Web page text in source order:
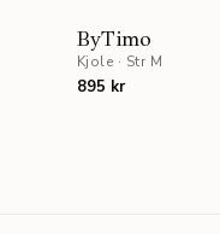
ByTimo
Kjole · Str M
895 kr